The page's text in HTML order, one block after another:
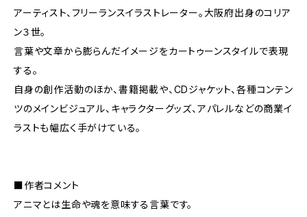
アーティスト、フリーランスイラストレーター。大阪府出身のコリア
ン３世。
言葉や文章から膨らんだイメージをカートゥーンスタイルで表現
する。
自身の創作活動のほか、書籍掲載や、CDジャケット、各種コンテン
ツのメインビジュアル、キャラクターグッズ、アパレルなどの商業イ
ラストも幅広く手がけている。
■作者コメント
アニマとは生命や魂を意味する言葉です。